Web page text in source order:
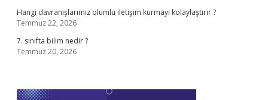
Hangi davranışlarımız olumlu iletişim kurmayı kolaylaştırır ?
Temmuz 22, 2026
7. sınıfta bilim nedir ?
Temmuz 20, 2026